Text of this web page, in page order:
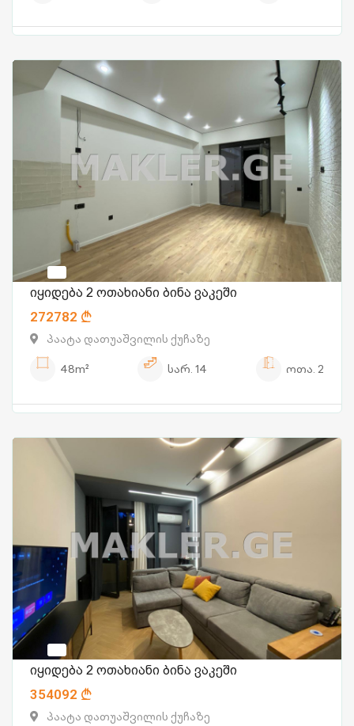
იყიდება 2 ოთახიანი ბინა ვაკეში
272782
პაატა დათუაშვილის ქუჩაზე
48m²
სარ. 14 ოთა. 2
იყიდება 2 ოთახიანი ბინა ვაკეში
354092
პაატა დათუაშვილის ქუჩაზე